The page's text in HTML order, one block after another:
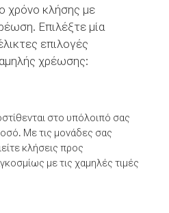
χρόνο κλήσης με
Επιλέξτε μία
επιλογές
χρέωσης:
στο υπόλοιπό σας
Με τις μονάδες σας
κλήσεις προς
με τις χαμηλές τιμές